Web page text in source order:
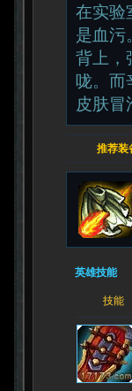
在实验
是血污
背上，
咙。而
皮肤冒
推荐装
英雄技能
技能